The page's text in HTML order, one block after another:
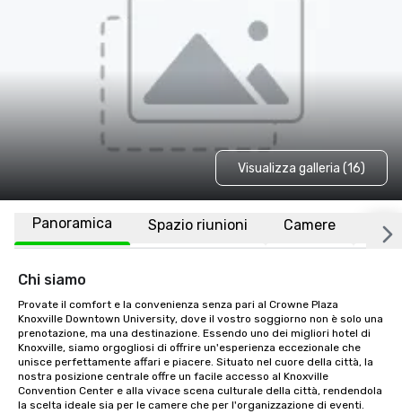
Visualizza galleria (16)
Panoramica Spazio riunioni Camere
Chi siamo
Provate il comfort e la convenienza senza pari al Crowne Plaza
Knoxville Downtown University, dove il vostro soggiorno non è solo una
prenotazione, ma una destinazione. Essendo uno dei migliori hotel di
Knoxville, siamo orgogliosi di offrire un'esperienza eccezionale che
unisce perfettamente affari e piacere. Situato nel cuore della città, la
nostra posizione centrale offre un facile accesso al Knoxville
Convention Center e alla vivace scena culturale della città, rendendola
la scelta ideale sia per le camere che per l'organizzazione di eventi.